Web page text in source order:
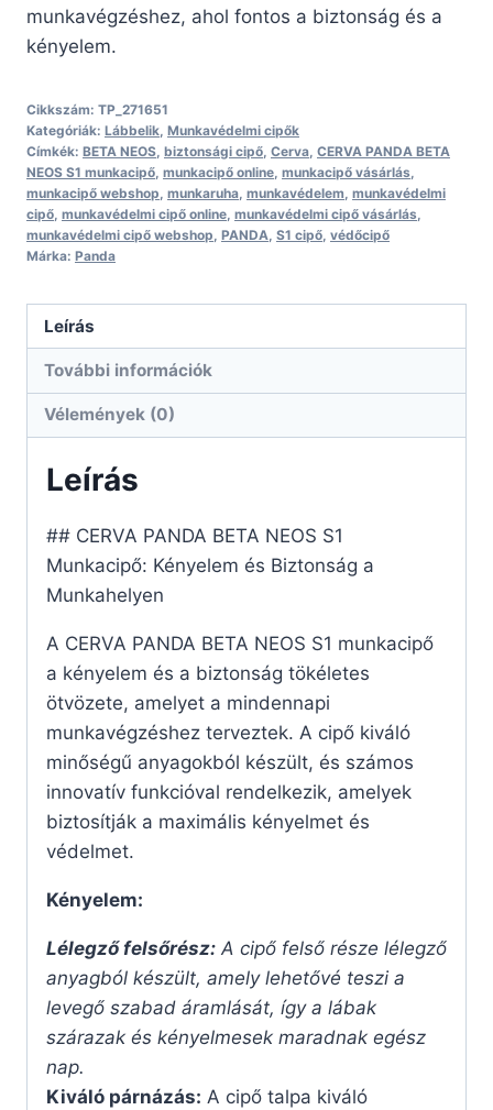
munkavégzéshez, ahol fontos a biztonság és a
kényelem.
Cikkszám: TP_271651
Kategóriák: Lábbelik, Munkavédelmi cipők
Címkék: BETA NEOS, biztonsági cipő, Cerva, CERVA PANDA BETA
NEOS S1 munkacipő, munkacipő online, munkacipő vásárlás,
munkacipő webshop, munkaruha, munkavédelem, munkavédelmi
cipő, munkavédelmi cipő online, munkavédelmi cipő vásárlás,
munkavédelmi cipő webshop, PANDA, S1 cipő, védőcipő
Márka: Panda
Leírás
További információk
Vélemények (0)
Leírás
## CERVA PANDA BETA NEOS S1
Munkacipő: Kényelem és Biztonság a
Munkahelyen
A CERVA PANDA BETA NEOS S1 munkacipő
a kényelem és a biztonság tökéletes
ötvözete, amelyet a mindennapi
munkavégzéshez terveztek. A cipő kiváló
minőségű anyagokból készült, és számos
innovatív funkcióval rendelkezik, amelyek
biztosítják a maximális kényelmet és
védelmet.
Kényelem:
Lélegző felsőrész: A cipő felső része lélegző
anyagból készült, amely lehetővé teszi a
levegő szabad áramlását, így a lábak
szárazak és kényelmesek maradnak egész
nap.
Kiváló párnázás: A cipő talpa kiváló